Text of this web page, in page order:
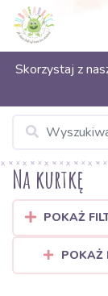
Skorzystaj z
Na kurtkę
POKAŻ
POKAŻ